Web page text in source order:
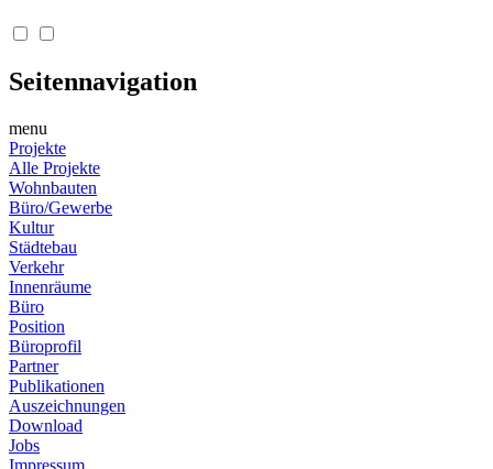
Seitennavigation
menu
Projekte
Alle Projekte
Wohnbauten
Büro/Gewerbe
Kultur
Städtebau
Verkehr
Innenräume
Büro
Position
Büroprofil
Partner
Publikationen
Auszeichnungen
Download
Jobs
Impressum